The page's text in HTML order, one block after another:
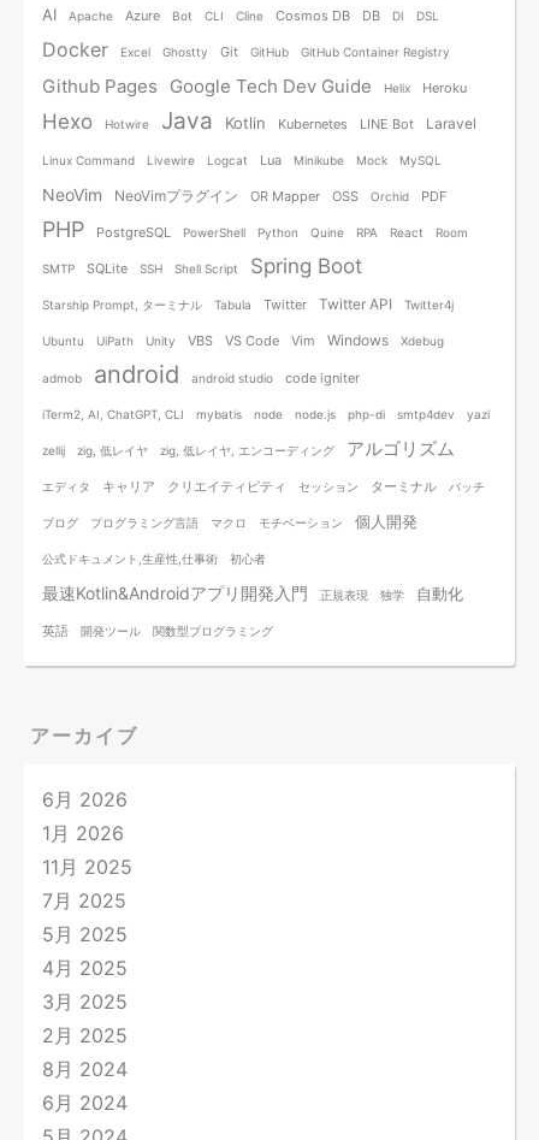
AI Apache Azure Bot CLI Cline Cosmos DB DB DI DSL
Docker Excel Ghostty Git GitHub GitHub Container Registry
Github Pages Google Tech Dev Guide Helix Heroku
Hexo Hotwire Java Kotlin Kubernetes LINE Bot Laravel
Linux Command Livewire Logcat Lua Minikube Mock MySQL
NeoVim NeoVimプラグイン OR Mapper OSS Orchid PDF
PHP PostgreSQL PowerShell Python Quine RPA React Room
SMTP SQLite SSH Shell Script Spring Boot
Starship Prompt, ターミナル Tabula Twitter Twitter API Twitter4j
Ubuntu UiPath Unity VBS VS Code Vim Windows Xdebug
admob android android studio code igniter
iTerm2, AI, ChatGPT, CLI mybatis node node.js php-di smtp4dev yazi
zellij zig, 低レイヤ zig, 低レイヤ, エンコーディング アルゴリズム
エディタ キャリア クリエイティビティ セッション ターミナル バッチ
ブログ プログラミング言語 マクロ モチベーション 個人開発
公式ドキュメント,生産性,仕事術 初心者
最速Kotlin&Androidアプリ開発入門 正規表現 独学 自動化
英語 開発ツール 関数型プログラミング
アーカイブ
6月 2026
1月 2026
11月 2025
7月 2025
5月 2025
4月 2025
3月 2025
2月 2025
8月 2024
6月 2024